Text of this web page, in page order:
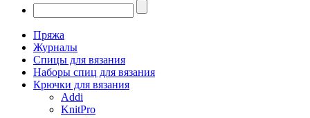
Пряжа
Журналы
Спицы для вязания
Наборы спиц для вязания
Крючки для вязания
Addi
KnitPro